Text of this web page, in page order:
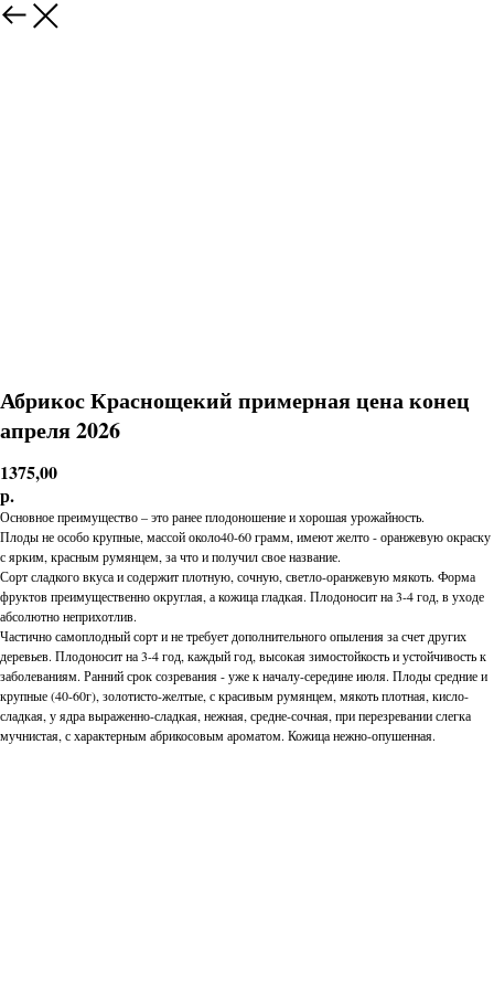
Абрикос Краснощекий примерная цена конец
апреля 2026
1375,00
р.
Основное преимущество – это ранее плодоношение и хорошая урожайность.
Плоды не особо крупные, массой около40-60 грамм, имеют желто - оранжевую окраску
с ярким, красным румянцем, за что и получил свое название.
Сорт сладкого вкуса и содержит плотную, сочную, светло-оранжевую мякоть. Форма
фруктов преимущественно округлая, а кожица гладкая. Плодоносит на 3-4 год, в уходе
абсолютно неприхотлив.
Частично самоплодный сорт и не требует дополнительного опыления за счет других
деревьев. Плодоносит на 3-4 год, каждый год, высокая зимостойкость и устойчивость к
заболеваниям. Ранний срок созревания - уже к началу-середине июля. Плоды средние и
крупные (40-60г), золотисто-желтые, с красивым румянцем, мякоть плотная, кисло-
сладкая, у ядра выраженно-сладкая, нежная, средне-сочная, при перезревании слегка
мучнистая, с характерным абрикосовым ароматом. Кожица нежно-опушенная.